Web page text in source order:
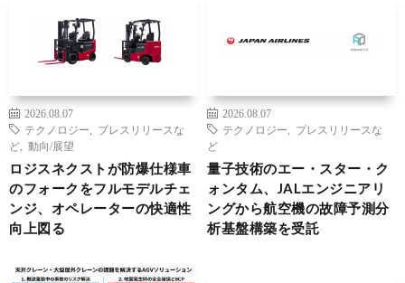
2026.08.07
テクノロジー
プレスリリースな
ど
動向/展望
ロジスネクストが防爆仕様車
のフォークをフルモデルチェ
ンジ、オペレーターの快適性
向上図る
2026.08.07
テクノロジー
プレスリリースな
ど
量子技術のエー・スター・ク
ォンタム、JALエンジニアリ
ングから航空機の故障予測分
析基盤構築を受託